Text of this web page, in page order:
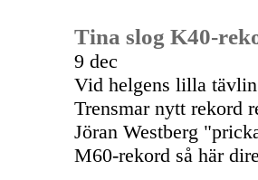
Tina slog K40-
9 dec
Vid helgens lilla
Trensmar nytt rekord
Jöran Westberg
M60-rekord så här